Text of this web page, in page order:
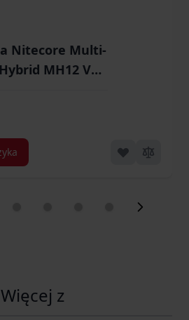
Nitecore Multi-
MH12 V2
Więcej z